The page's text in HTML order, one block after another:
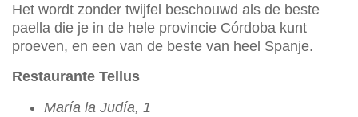
Het wordt zonder twijfel beschouwd als de beste
paella die je in de hele provincie Córdoba kunt
proeven, en een van de beste van heel Spanje.
Restaurante Tellus
María la Judía, 1